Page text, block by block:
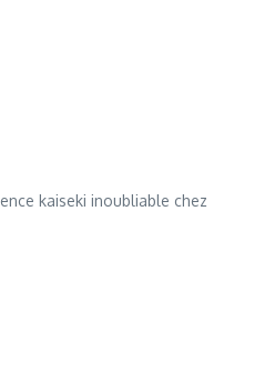
kaiseki inoubliable chez